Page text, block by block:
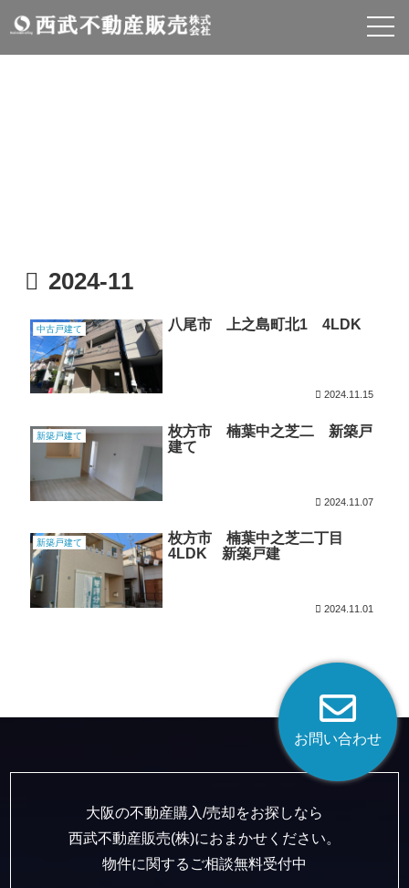
2024-11
中古戸建て 八尾市 上之島町北1 4LDK
2024.11.15
新築戸建て
枚方市 楠葉中之芝二 新築戸
建て
2024.11.07
新築戸建て
枚方市 楠葉中之芝二丁目
4LDK 新築戸建
2024.11.01
お問い合わせ
大阪の不動産購入/売却をお探しなら
西武不動産販売(株)におまかせください。
物件に関するご相談無料受付中